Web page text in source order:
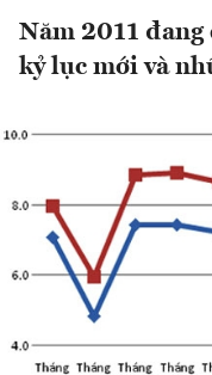
Năm 2011
kỷ lục mới và